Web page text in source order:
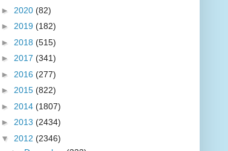
► 2020 (82)
► 2019 (182)
► 2018 (515)
► 2017 (341)
► 2016 (277)
► 2015 (822)
► 2014 (1807)
► 2013 (2434)
▼ 2012 (2346)